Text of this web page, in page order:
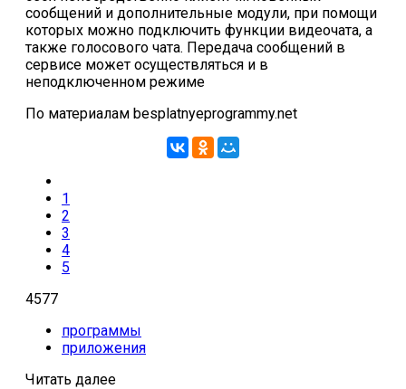
сообщений и дополнительные модули, при помощи
которых можно подключить функции видеочата, а
также голосового чата. Передача сообщений в
сервисе может осуществляться и в
неподключенном режиме
По материалам besplatnyeprogrammy.net
1
2
3
4
5
4577
программы
приложения
Читать далее